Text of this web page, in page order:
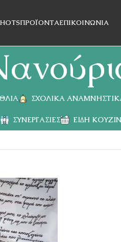
ΠΡΟΪΌΝΤΑΕΠΙΚΟΙΝΩΝΊΑ
ΣΧΟΛΙΚΆ
ΣΥΝΕΡΓΑΣΊΕΣ
ΕΊΔΗ